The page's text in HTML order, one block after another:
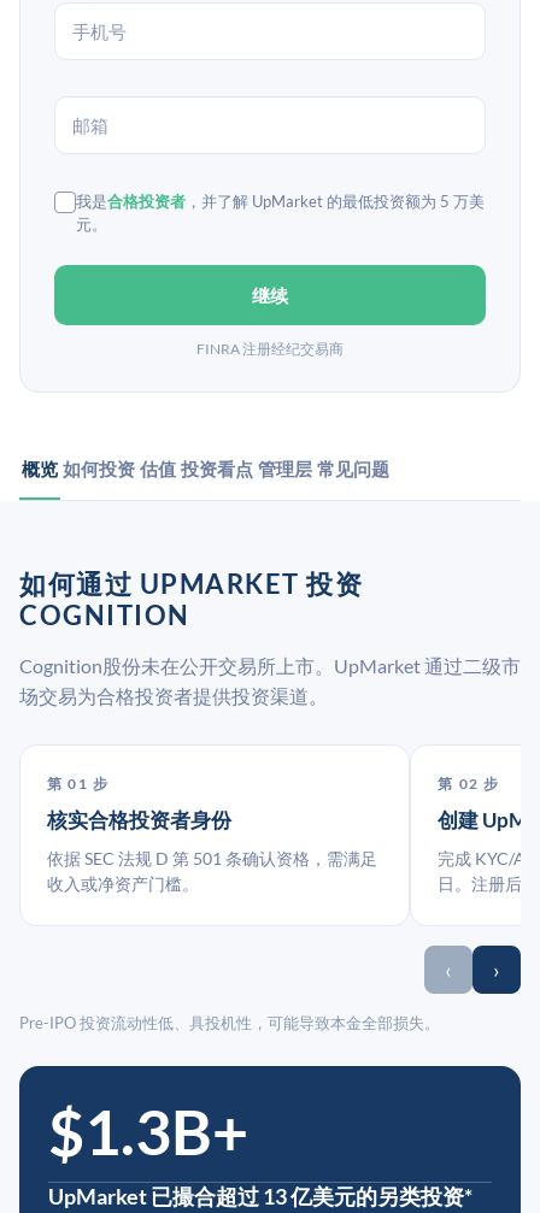
我是合格投资者 ，并了解 UpMarket 的最低投资额为 5 万美
元。
继续
FINRA 注册经纪交易商
概览 如何投资 估值 投资看点 管理层 常见问题
如何通过 UPMARKET 投资
COGNITION
Cognition股份未在公开交易所上市。UpMarket 通过二级市
场交易为合格投资者提供投资渠道。
第 01 步
核实合格投资者身份
依据 SEC 法规 D 第 501 条确认资格，需满足
收入或净资产门槛。
第 02 步
创建
完成 KYC/
日。注册后
‹ ›
Pre-IPO 投资流动性低、具投机性，可能导致本金全部损失。
$1.3B+
UpMarket 已撮合超过 13 亿美元的另类投资*